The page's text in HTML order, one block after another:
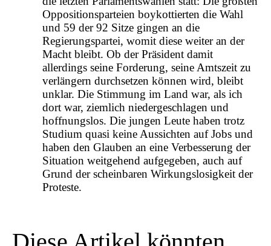
Oppositionsparteien boykottierten die Wahl
und 59 der 92 Sitze gingen an die
Regierungspartei, womit diese weiter an der
Macht bleibt. Ob der Präsident damit
allerdings seine Forderung, seine Amtszeit zu
verlängern durchsetzen können wird, bleibt
unklar. Die Stimmung im Land war, als ich
dort war, ziemlich niedergeschlagen und
hoffnungslos. Die jungen Leute haben trotz
Studium quasi keine Aussichten auf Jobs und
haben den Glauben an eine Verbesserung der
Situation weitgehend aufgegeben, auch auf
Grund der scheinbaren Wirkungslosigkeit der
Proteste.